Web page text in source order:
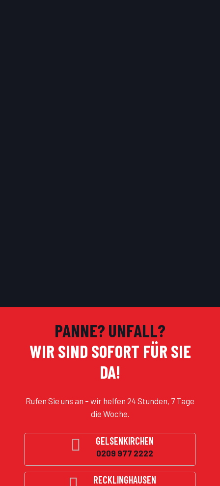
PANNE? UNFALL?
WIR SIND SOFORT FÜR SIE
DA!
Rufen Sie uns an – wir helfen 24 Stunden, 7 Tage
die Woche.
GELSENKIRCHEN
0209 977 2222
RECKLINGHAUSEN